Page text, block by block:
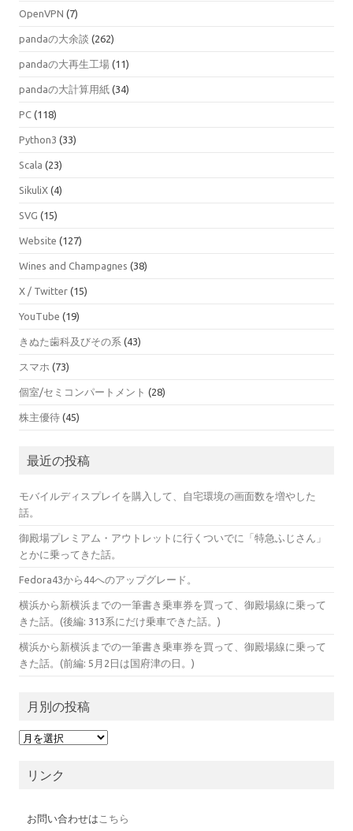
OpenVPN (7)
pandaの大余談 (262)
pandaの大再生工場 (11)
pandaの大計算用紙 (34)
PC (118)
Python3 (33)
Scala (23)
SikuliX (4)
SVG (15)
Website (127)
Wines and Champagnes (38)
X / Twitter (15)
YouTube (19)
きぬた歯科及びその系 (43)
スマホ (73)
個室/セミコンパートメント (28)
株主優待 (45)
最近の投稿
モバイルディスプレイを購入して、自宅環境の画面数を増やした
話。
御殿場プレミアム・アウトレットに行くついでに「特急ふじさん」
とかに乗ってきた話。
Fedora43から44へのアップグレード。
横浜から新横浜までの一筆書き乗車券を買って、御殿場線に乗って
きた話。(後編: 313系にだけ乗車できた話。)
横浜から新横浜までの一筆書き乗車券を買って、御殿場線に乗って
きた話。(前編: 5月2日は国府津の日。)
月別の投稿
月
別
リンク
お問い合わせは こちら